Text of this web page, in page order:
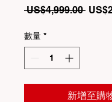
US$4,999.00 一
數量 *
新增至購